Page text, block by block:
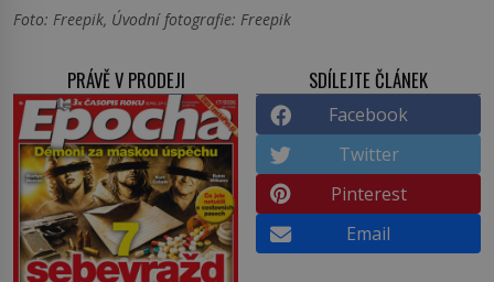
Foto: Freepik, Úvodní fotografie: Freepik
PRÁVĚ V PRODEJI SDÍLEJTE ČLÁNEK
Facebook
Twitter
Pinterest
Email